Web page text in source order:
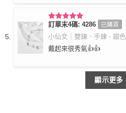
評分5滿
分 5
訂單末4碼: 4286 已購買
小仙女｜雙鍊．手鍊 - 銀色
戴起來很秀氣👍👍
顯示更多